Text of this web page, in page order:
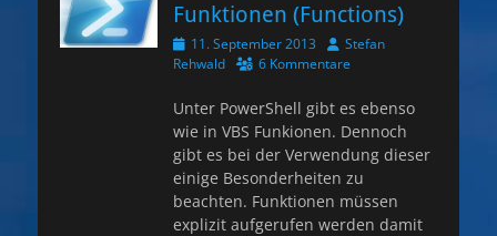
Funktionen (Functions)
Veröffentlicht
am
11. September 2013 AutorStefan
Rehwald
6 Kommentare
Unter PowerShell gibt es ebenso
wie in VBS Funkionen. Dennoch
gibt es bei der Verwendung dieser
einige Besonderheiten zu
beachten. Funktionen müssen
explizit aufgerufen werden damit